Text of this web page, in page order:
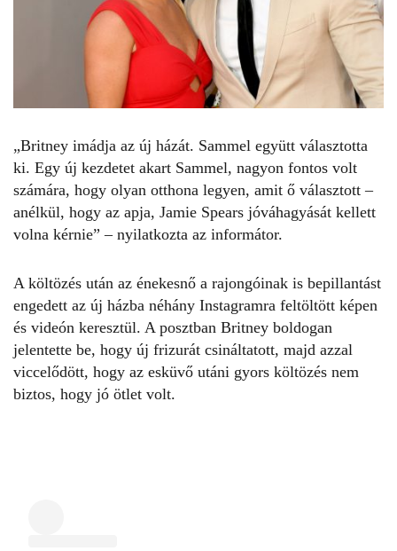
„Britney imádja az új házát. Sammel együtt választotta
ki. Egy új kezdetet akart Sammel, nagyon fontos volt
számára, hogy olyan otthona legyen, amit ő választott –
anélkül, hogy az apja, Jamie Spears jóváhagyását kellett
volna kérnie” – nyilatkozta az informátor.
A költözés után az énekesnő a rajongóinak is bepillantást
engedett az új házba néhány Instagramra feltöltött képen
és videón keresztül. A posztban Britney boldogan
jelentette be, hogy új frizurát csináltatott, majd azzal
viccelődött, hogy az esküvő utáni gyors költözés nem
biztos, hogy jó ötlet volt.